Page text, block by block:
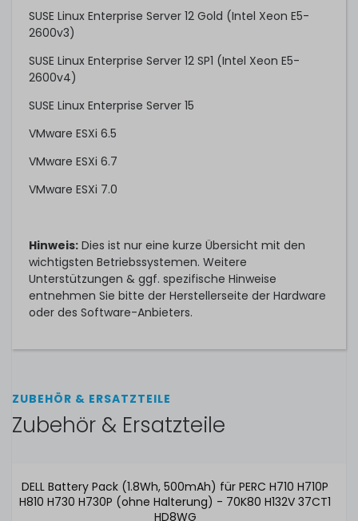
SUSE Linux Enterprise Server 12 Gold (Intel Xeon E5-
2600v3)
SUSE Linux Enterprise Server 12 SP1 (Intel Xeon E5-
2600v4)
SUSE Linux Enterprise Server 15
VMware ESXi 6.5
VMware ESXi 6.7
VMware ESXi 7.0
Hinweis: Dies ist nur eine kurze Übersicht mit den
wichtigsten Betriebssystemen. Weitere
Unterstützungen & ggf. spezifische Hinweise
entnehmen Sie bitte der Herstellerseite der Hardware
oder des Software-Anbieters.
ZUBEHÖR & ERSATZTEILE
Zubehör & Ersatzteile
DELL Battery Pack (1.8Wh, 500mAh) für PERC H710 H710P
H810 H730 H730P (ohne Halterung) - 70K80 H132V 37CT1
HD8WG